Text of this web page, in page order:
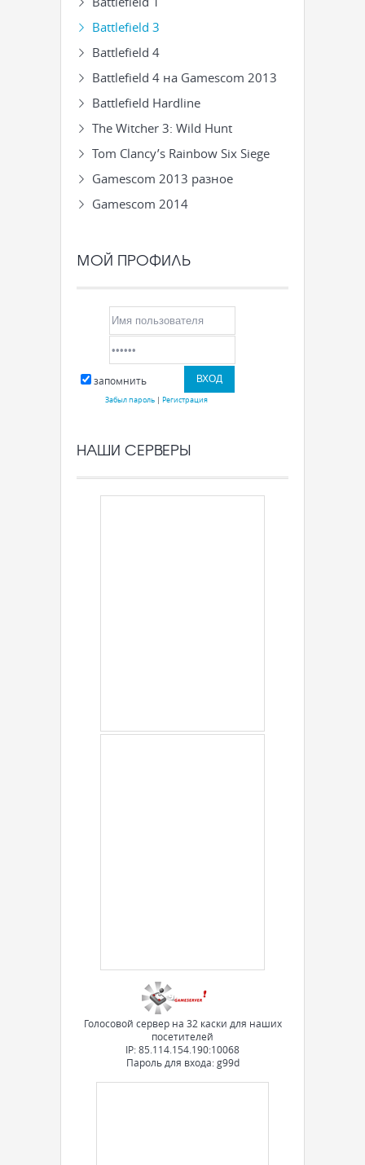
Battlefield 3
Battlefield 4
Battlefield 4 на Gamescom 2013
Battlefield Hardline
The Witcher 3: Wild Hunt
Tom Clancy’s Rainbow Six Siege
Gamescom 2013 разное
Gamescom 2014
МОЙ ПРОФИЛЬ
запомнить
Забыл пароль| Регистрация
НАШИ СЕРВЕРЫ
Голосовой сервер на 32 каски для наших
посетителей
IP: 85.114.154.190:10068
Пароль для входа: g99d